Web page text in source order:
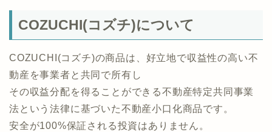
COZUCHI(コズチ)について
COZUCHI(コズチ)の商品は、好立地で収益性の高い不
動産を事業者と共同で所有し
その収益分配を得ることができる不動産特定共同事業
法という法律に基づいた不動産小口化商品です。
安全が100%保証される投資はありません。